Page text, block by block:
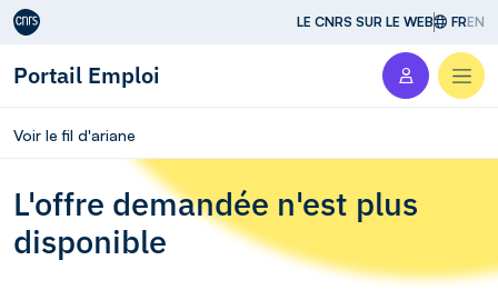
Aller au contenu LE CNRS SUR LE WEB FREN
Portail Emploi
Voir le fil d'ariane
L'offre demandée n'est plus
disponible